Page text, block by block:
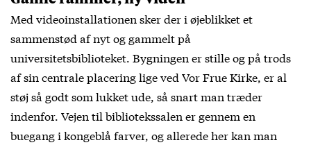
Med videoinstallationen sker der i øjeblikket et
sammenstød af nyt og gammelt på
universitetsbiblioteket. Bygningen er stille og på trods
af sin centrale placering lige ved Vor Frue Kirke, er al
støj så godt som lukket ude, så snart man træder
indenfor. Vejen til bibliotekssalen er gennem en
buegang i kongeblå farver, og allerede her kan man